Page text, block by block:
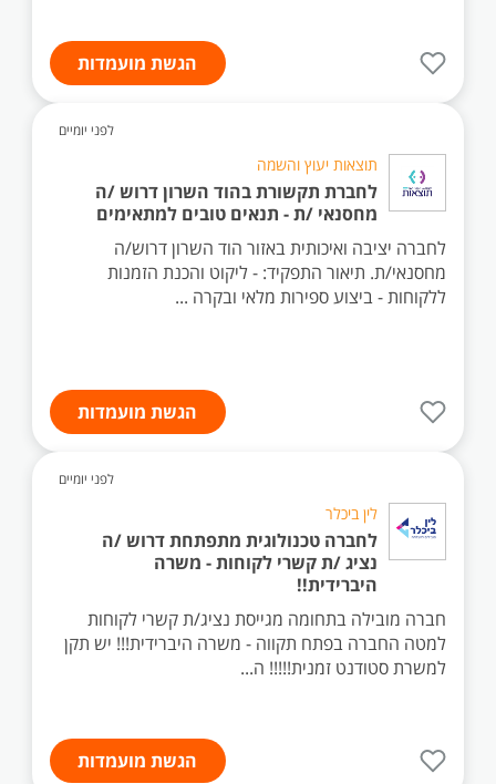
הגשת מועמדות
לפני יומיים
תוצאות יעוץ והשמה
לחברת תקשורת בהוד השרון דרוש /ה
מחסנאי /ת - תנאים טובים למתאימים
לחברה יציבה ואיכותית באזור הוד השרון דרוש/ה
מחסנאי/ת. תיאור התפקיד: - ליקוט והכנת הזמנות
ללקוחות - ביצוע ספירות מלאי ובקרה ...
הגשת מועמדות
לפני יומיים
לין ביכלר
לחברה טכנולוגית מתפתחת דרוש /ה
נציג /ת קשרי לקוחות - משרה
היברידית!!
חברה מובילה בתחומה מגייסת נציג/ת קשרי לקוחות
למטה החברה בפתח תקווה - משרה היברידית!!! יש תקן
למשרת סטודנט זמנית!!!!! ה...
הגשת מועמדות